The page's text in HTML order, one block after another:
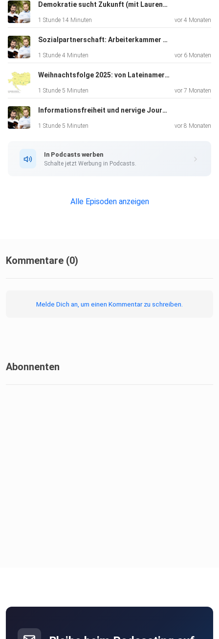
Demokratie sucht Zukunft (mit Laurenz Ennser-Jedenastik)
1 Stunde 14 Minuten vor 4 Monaten
Sozialpartnerschaft: Arbeiterkammer vs. Wirtschaftskammer?
1 Stunde 4 Minuten vor 6 Monaten
Weihnachtsfolge 2025: von Lateinamerika nach Großösterreich
1 Stunde 5 Minuten vor 7 Monaten
Informationsfreiheit und nervige Journalisten
1 Stunde 5 Minuten vor 8 Monaten
In Podcasts werben
Schalte jetzt Werbung in Podcasts.
Alle Episoden anzeigen
Kommentare (0)
Melde Dich an, um einen Kommentar zu schreiben.
Abonnenten